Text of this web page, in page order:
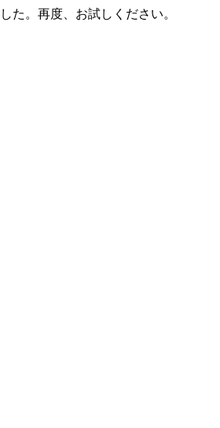
た。再度、お試しください。